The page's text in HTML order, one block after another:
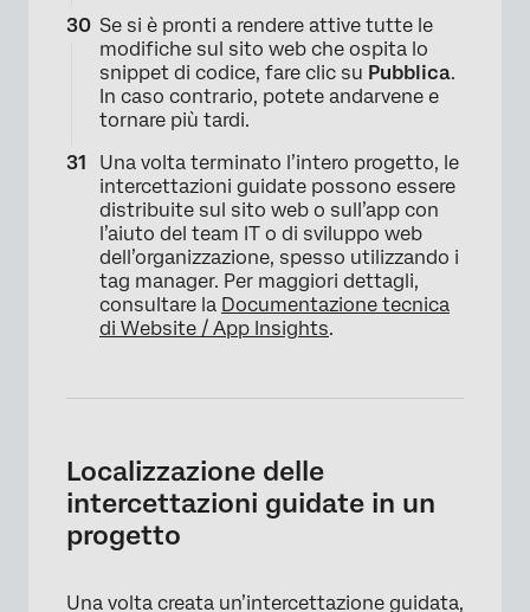
×
Se si è pronti a rendere attive tutte le
modifiche sul sito web che ospita lo
snippet di codice, fare clic su Pubblica.
In caso contrario, potete andarvene e
tornare più tardi.
Una volta terminato l’intero progetto, le
intercettazioni guidate possono essere
distribuite sul sito web o sull’app con
l’aiuto del team IT o di sviluppo web
dell’organizzazione, spesso utilizzando i
tag manager. Per maggiori dettagli,
consultare la Documentazione tecnica
di Website / App Insights.
Localizzazione delle
intercettazioni guidate in un
progetto
Una volta creata un’intercettazione guidata,